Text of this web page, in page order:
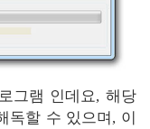
그램 인데요, 해당
독할 수 있으며, 이